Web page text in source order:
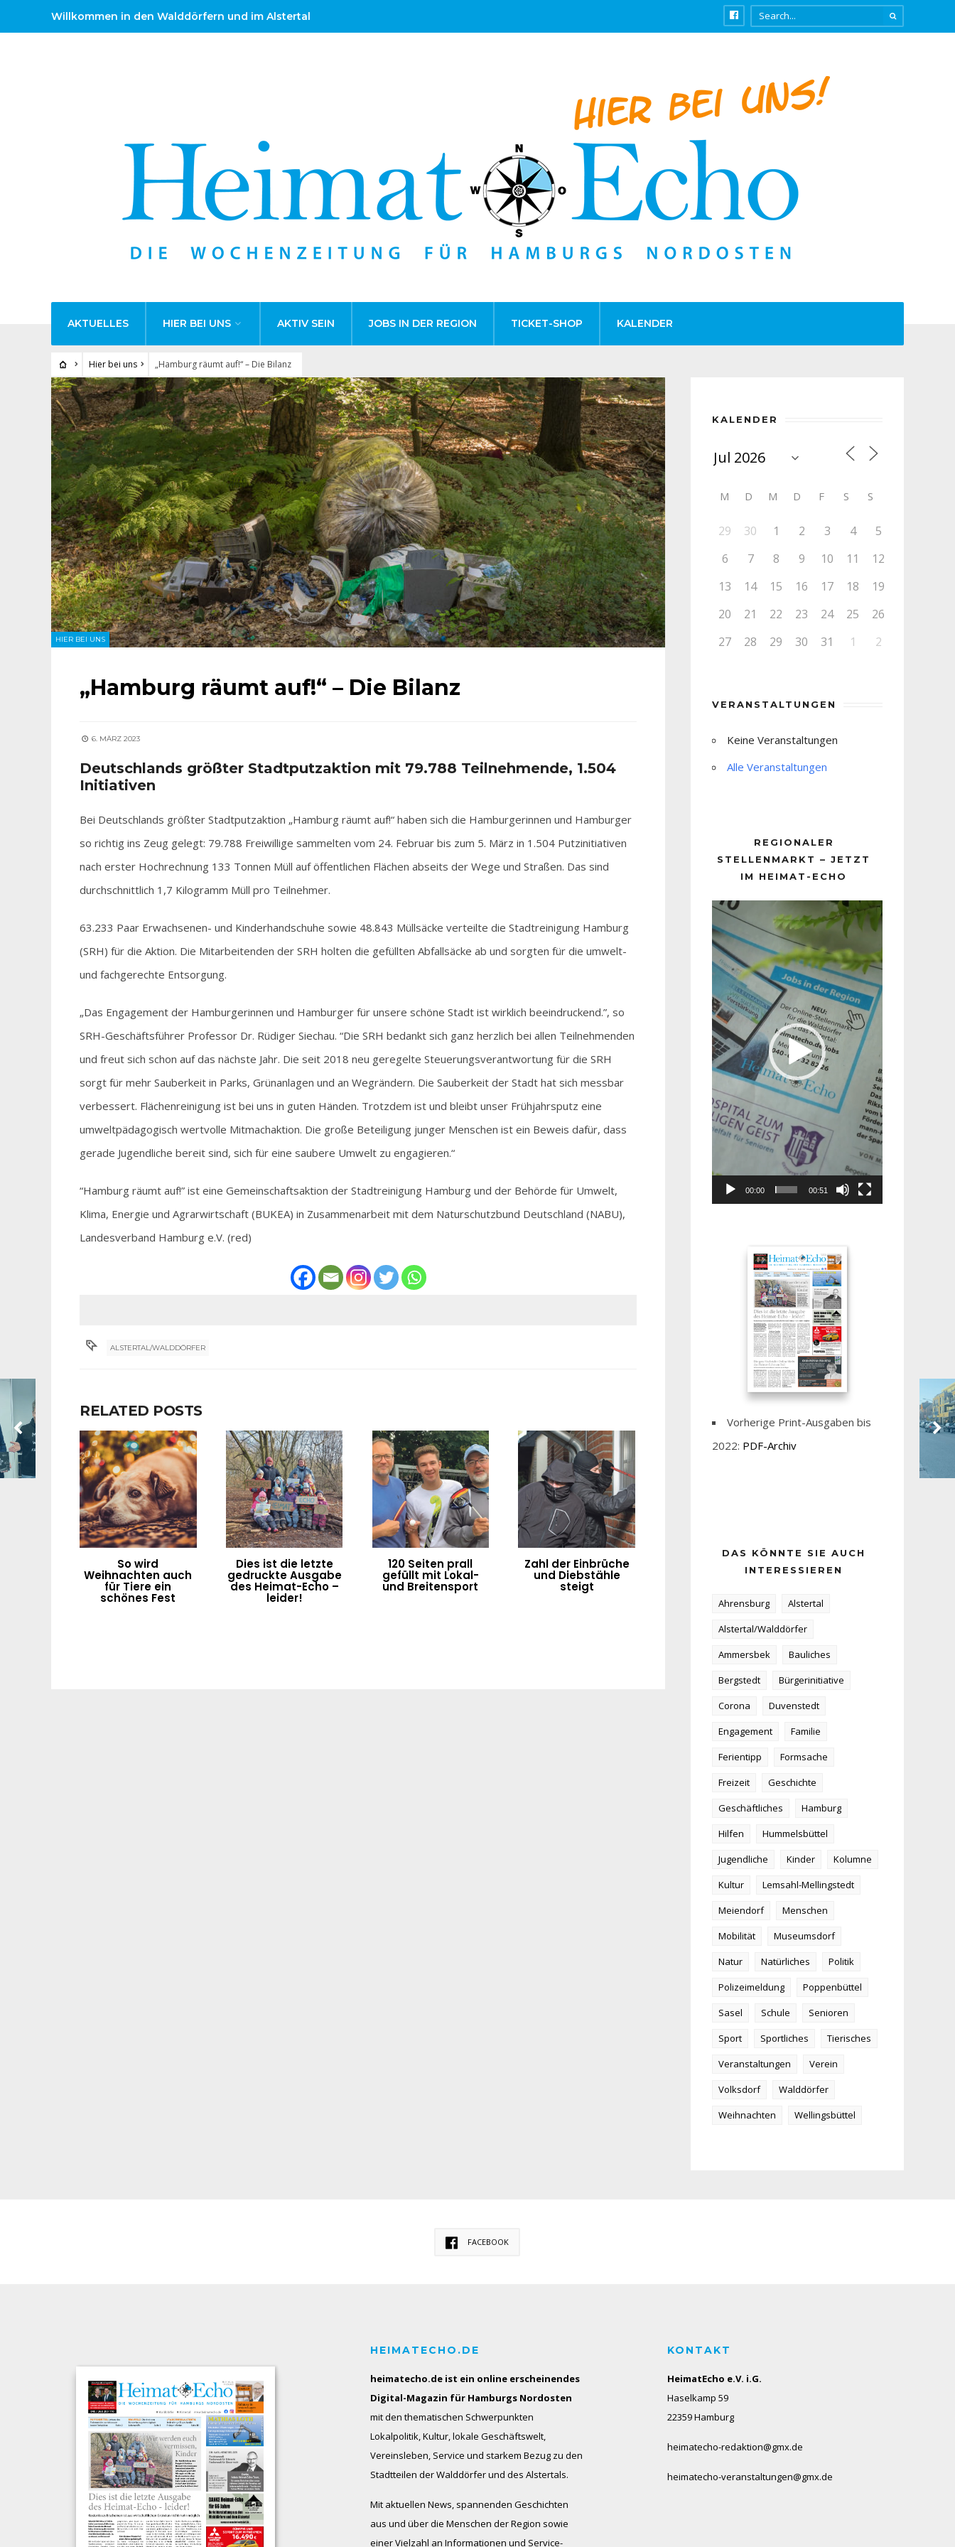
Willkommen in den Walddörfern und im Alstertal
AKTUELLES HIER BEI UNS AKTIV SEIN JOBS IN DER REGION TICKET-SHOP KALENDER
Hier bei uns „Hamburg räumt auf!“ – Die Bilanz
HIER BEI UNS
„Hamburg räumt auf!“ – Die Bilanz
6. MÄRZ 2023
Deutschlands größter Stadtputzaktion mit 79.788 Teilnehmende, 1.504
Initiativen
Bei Deutschlands größter Stadtputzaktion „Hamburg räumt auf!“ haben sich die Hamburgerinnen und Hamburger
so richtig ins Zeug gelegt: 79.788 Freiwillige sammelten vom 24. Februar bis zum 5. März in 1.504 Putzinitiativen
nach erster Hochrechnung 133 Tonnen Müll auf öffentlichen Flächen abseits der Wege und Straßen. Das sind
durchschnittlich 1,7 Kilogramm Müll pro Teilnehmer.
63.233 Paar Erwachsenen- und Kinderhandschuhe sowie 48.843 Müllsäcke verteilte die Stadtreinigung Hamburg
(SRH) für die Aktion. Die Mitarbeitenden der SRH holten die gefüllten Abfallsäcke ab und sorgten für die umwelt-
und fachgerechte Entsorgung.
„Das Engagement der Hamburgerinnen und Hamburger für unsere schöne Stadt ist wirklich beeindruckend.”, so
SRH-Geschäftsführer Professor Dr. Rüdiger Siechau. “Die SRH bedankt sich ganz herzlich bei allen Teilnehmenden
und freut sich schon auf das nächste Jahr. Die seit 2018 neu geregelte Steuerungsverantwortung für die SRH
sorgt für mehr Sauberkeit in Parks, Grünanlagen und an Wegrändern. Die Sauberkeit der Stadt hat sich messbar
verbessert. Flächenreinigung ist bei uns in guten Händen. Trotzdem ist und bleibt unser Frühjahrsputz eine
umweltpädagogisch wertvolle Mitmachaktion. Die große Beteiligung junger Menschen ist ein Beweis dafür, dass
gerade Jugendliche bereit sind, sich für eine saubere Umwelt zu engagieren.“
“Hamburg räumt auf!” ist eine Gemeinschaftsaktion der Stadtreinigung Hamburg und der Behörde für Umwelt,
Klima, Energie und Agrarwirtschaft (BUKEA) in Zusammenarbeit mit dem Naturschutzbund Deutschland (NABU),
Landesverband Hamburg e.V. (red)
ALSTERTAL/WALDDÖRFER
RELATED POSTS
So wird
Weihnachten auch
für Tiere ein
schönes Fest
Dies ist die letzte
gedruckte Ausgabe
des Heimat-Echo –
leider!
120 Seiten prall
gefüllt mit Lokal-
und Breitensport
Zahl der Einbrüche
und Diebstähle
steigt
KALENDER
M D M D F S S
29 30 1 2 3 4
5
6
7 8 9 10 11
12
13
14 15 16 17 18
19
20
21 22 23 24 25
26
27
28 29 30 31 1 2
VERANSTALTUNGEN
Keine Veranstaltungen
Alle Veranstaltungen
REGIONALER
STELLENMARKT – JETZT
IM HEIMAT-ECHO
Player
00:00 00:51
Vorherige Print-Ausgaben bis
2022: PDF-Archiv
DAS KÖNNTE SIE AUCH
INTERESSIEREN
Ahrensburg
Alstertal
Alstertal/Walddörfer
Ammersbek
Bauliches
Bergstedt
Bürgerinitiative
Corona
Duvenstedt
Engagement
Familie
Ferientipp
Formsache
Freizeit
Geschichte
Geschäftliches
Hamburg
Hilfen
Hummelsbüttel
Jugendliche
Kinder
Kolumne
Kultur
Lemsahl-Mellingstedt
Meiendorf
Menschen
Mobilität
Museumsdorf
Natur
Natürliches
Politik
Polizeimeldung
Poppenbüttel
Sasel
Schule
Senioren
Sport
Sportliches
Tierisches
Veranstaltungen
Verein
Volksdorf
Walddörfer
Weihnachten
Wellingsbüttel
FACEBOOK
HEIMATECHO.DE
heimatecho.de ist ein online erscheinendes
Digital-Magazin für Hamburgs Nordosten
mit den thematischen Schwerpunkten
Lokalpolitik, Kultur, lokale Geschäftswelt,
Vereinsleben, Service und starkem Bezug zu den
Stadtteilen der Walddörfer und des Alstertals.
Mit aktuellen News, spannenden Geschichten
aus und über die Menschen der Region sowie
einer Vielzahl an Informationen und Service-
KONTAKT
HeimatEcho e.V. i.G.
Haselkamp 59
22359 Hamburg
heimatecho-redaktion@gmx.de
heimatecho-veranstaltungen@gmx.de